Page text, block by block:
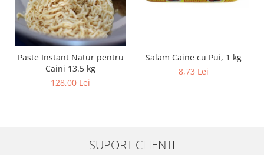
Paste Instant Natur pentru
Caini 13.5 kg
128,00 Lei
Salam Caine cu Pui, 1 kg
8,73 Lei
SUPORT CLIENTI